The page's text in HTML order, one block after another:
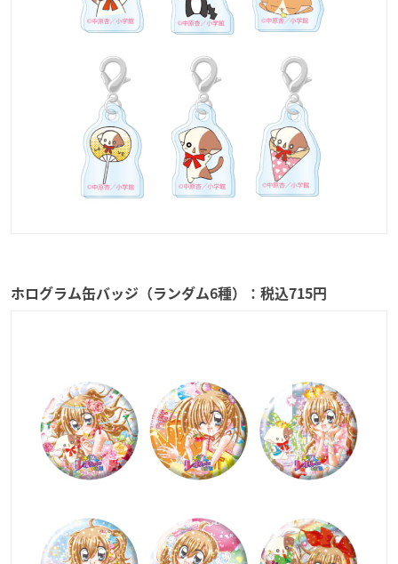
ホログラム缶バッジ（ランダム6種）：税込715円